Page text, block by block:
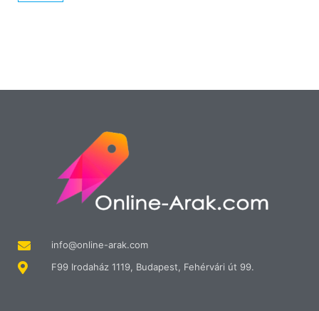
info@online-arak.com
F99 Irodaház 1119, Budapest, Fehérvári út 99.